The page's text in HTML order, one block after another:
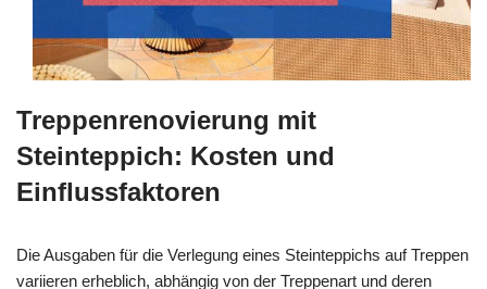
Treppenrenovierung mit
Steinteppich: Kosten und
Einflussfaktoren
Die Ausgaben für die Verlegung eines Steinteppichs auf Treppen
variieren erheblich, abhängig von der Treppenart und deren